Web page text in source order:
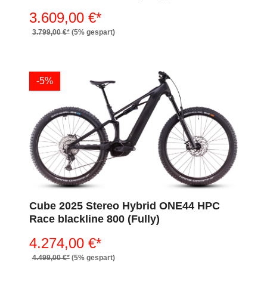
3.609,00 €*
3.799,00 €* (5% gespart)
-5%
Cube 2025 Stereo Hybrid ONE44 HPC
Race blackline 800 (Fully)
4.274,00 €*
4.499,00 €* (5% gespart)